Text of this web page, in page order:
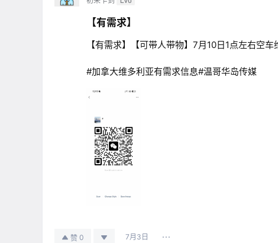
【有需求】
【有需求】【可带人带物】7月10日1点左右空
#加拿大维多利亚有需求信息#温哥华岛传媒
赞 0 7月3日